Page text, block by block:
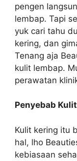
pengen
lembap. Tapi
yuk cari tahu
kering, dan
Tenang aja
kulit lembap.
perawatan
Penyebab
Kulit kering itu
hal, lho
kebiasaan